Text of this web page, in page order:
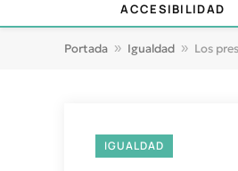
ACCESIBILIDAD
Portada » Igualdad » Los
IGUALDAD